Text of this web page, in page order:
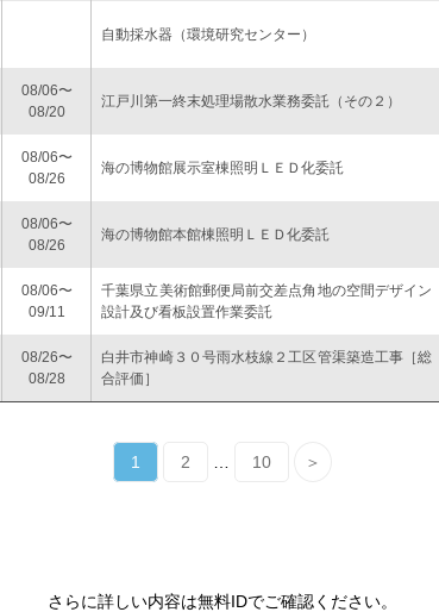
自動採水器（環境研究センター）
08/06〜
08/20
江戸川第一終末処理場散水業務委託（その２）
08/06〜
08/26
海の博物館展示室棟照明ＬＥＤ化委託
08/06〜
08/26
海の博物館本館棟照明ＬＥＤ化委託
08/06〜
09/11
千葉県立美術館郵便局前交差点角地の空間デザイン
設計及び看板設置作業委託
08/26〜
08/28
白井市神崎３０号雨水枝線２工区管渠築造工事［総
合評価］
1 2 10 ＞
さらに詳しい内容は無料IDでご確認ください。